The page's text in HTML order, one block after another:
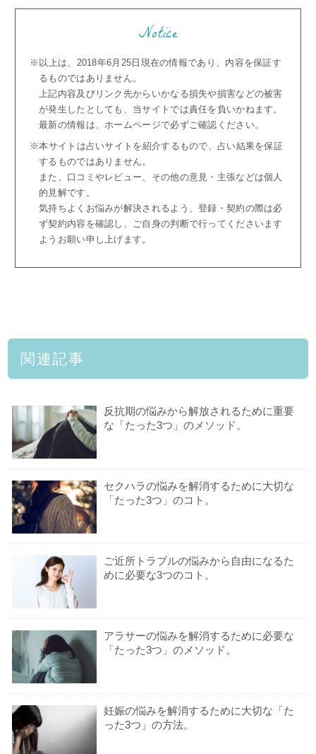
Notice
※以上は、2018年6月25日現在の情報であり、内容を保証す
るものではありません。
上記内容及びリンク先からいかなる損失や損害などの被害
が発生したとしても、当サイトでは責任を負いかねます。
最新の情報は、ホームページで必ずご確認ください。
※本サイトは占いサイトを紹介するもので、占い結果を保証
するものではありません。
また、口コミやレビュー、その他の意見・主張などは個人
的見解です。
気持ちよくお悩みが解決されるよう、登録・契約の際は必
ず契約内容を確認し、ご自身の判断で行ってくださいます
ようお願い申し上げます。
関連記事
反抗期の悩みから解放されるために重要
な「たった3つ」のメソッド。
セクハラの悩みを解消するために大切な
「たった3つ」のコト。
ご近所トラブルの悩みから自由になるた
めに必要な3つのコト。
アラサーの悩みを解消するために必要な
「たった3つ」のメソッド。
妊娠の悩みを解消するために大切な「た
った3つ」の方法。